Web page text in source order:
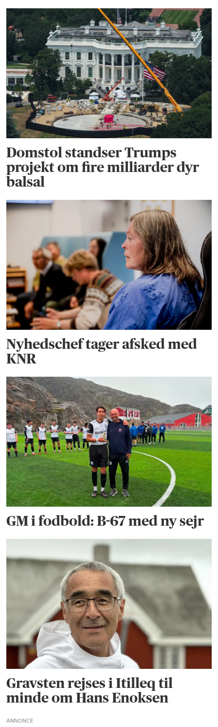
Domstol standser Trumps
projekt om fire milliarder dyr
balsal
Nyhedschef tager afsked med
KNR
GM i fodbold: B-67 med ny sejr
Gravsten rejses i Itilleq til
minde om Hans Enoksen
ANNONCE